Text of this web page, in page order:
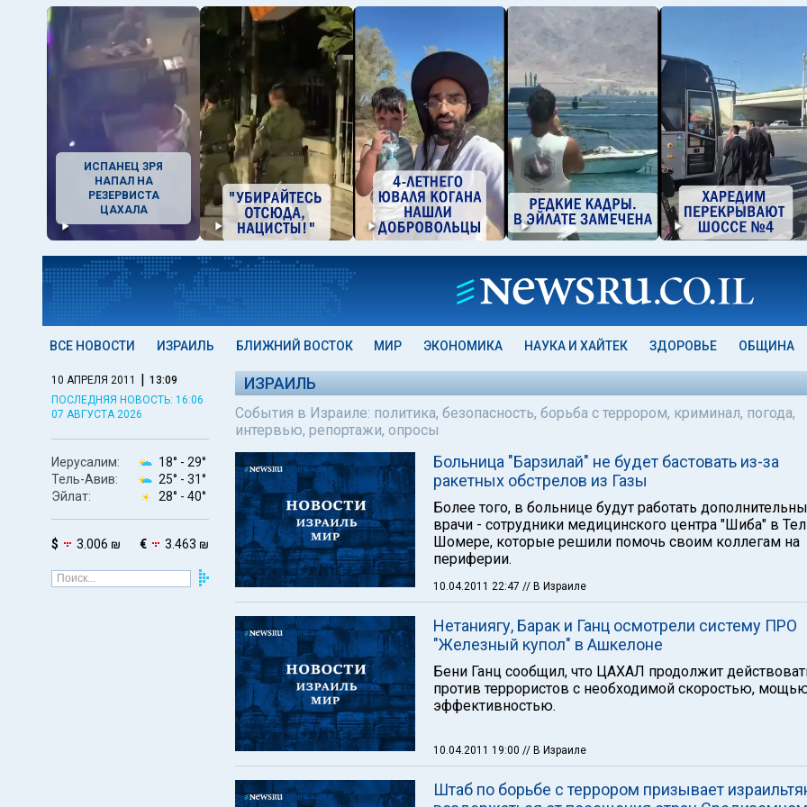
ИСПАНЕЦ ЗРЯ
НАПАЛ НА
РЕЗЕРВИСТА
ЦАХАЛА
ВСЕ НОВОСТИ ИЗРАИЛЬ БЛИЖНИЙ ВОСТОК МИР ЭКОНОМИКА НАУКА И ХАЙТЕК ЗДОРОВЬЕ ОБЩИНА
10 АПРЕЛЯ 2011 | 13:09
ПОСЛЕДНЯЯ НОВОСТЬ: 16:06
07 АВГУСТА 2026
Иерусалим: 18° - 29°
Тель-Авив:
25° - 31°
Эйлат:
28° - 40°
$ 3.006 ₪ € 3.463 ₪
ИЗРАИЛЬ
События в Израиле: политика, безопасность, борьба с террором, криминал, погода,
интервью, репортажи, опросы
Больница "Барзилай" не будет бастовать из-за
ракетных обстрелов из Газы
Более того, в больнице будут работать
врачи - сотрудники медицинского центра "Шиба" в
Шомере, которые решили помочь своим коллегам на
периферии.
10.04.2011 22:47 // В Израиле
Нетаниягу, Барак и Ганц осмотрели систему ПРО
"Железный купол" в Ашкелоне
Бени Ганц сообщил, что ЦАХАЛ продолжит
против террористов с необходимой скоростью,
эффективностью.
10.04.2011 19:00 // В Израиле
Штаб по борьбе с террором призывает